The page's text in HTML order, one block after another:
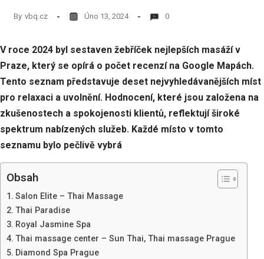
By vbq.cz Úno 13, 2024 0
V roce 2024 byl sestaven žebříček nejlepších masáží v
Praze, který se opírá o počet recenzí na Google Mapách.
Tento seznam představuje deset nejvyhledávanějších míst
pro relaxaci a uvolnění. Hodnocení, které jsou založena na
zkušenostech a spokojenosti klientů, reflektují široké
spektrum nabízených služeb. Každé místo v tomto
seznamu bylo pečlivě vybrá
Obsah
Salon Elite – Thai Massage
Thai Paradise
Royal Jasmine Spa
Thai massage center – Sun Thai, Thai massage Prague
Diamond Spa Prague
mohli
zlepšovat
a
webových
stránek
základě
toho, jak
se
webové
stránky
Uživatelská
zkušenost
Aby naše
webové
stránky
fungovaly